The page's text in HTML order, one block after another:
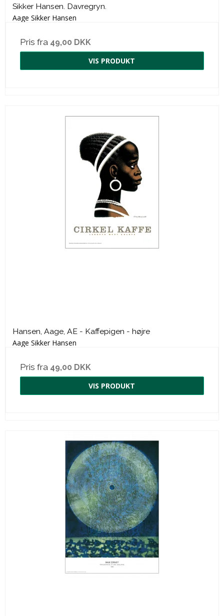
Sikker Hansen. Davregryn.
Aage Sikker Hansen
Pris fra 49,00 DKK
VIS PRODUKT
Hansen, Aage, AE - Kaffepigen - højre
Aage Sikker Hansen
Pris fra 49,00 DKK
VIS PRODUKT